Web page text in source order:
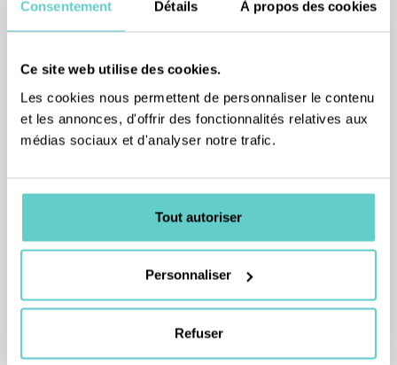
Consentement Détails À propos des cookies
Ce site web utilise des cookies.
Les cookies nous permettent de personnaliser le contenu
et les annonces, d'offrir des fonctionnalités relatives aux
médias sociaux et d'analyser notre trafic.
Tout autoriser
Personnaliser
Refuser
Usinage, Pliage, Travail du Tube,
Mise en Peinture et Assemblage
Grâce à des équipements de pointe pour
pliage, letravail du tube, lamise en peintureet
efficacité sur toutes vos pièces métalliques, qu’il s’agisse de
petites ou grandes séries.